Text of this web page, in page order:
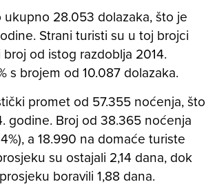
28.053 dolazaka, što je
Strani turisti su u toj brojci
od istog razdoblja 2014.
s brojem od 10.087 dolazaka.
promet od 57.355 noćenja, što
godine. Broj od 38.365 noćenja
a 18.990 na domaće turiste
su ostajali 2,14 dana, dok
boravili 1,88 dana.